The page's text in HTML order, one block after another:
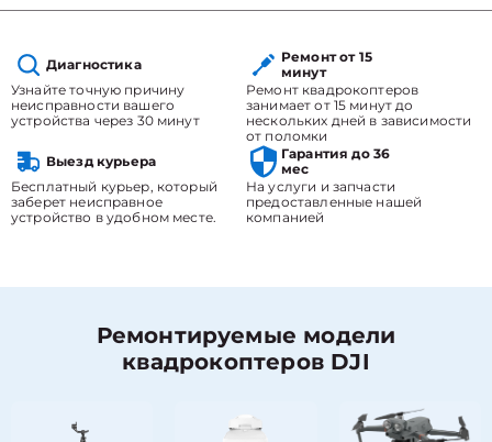
Диагностика
Узнайте точную причину
неисправности вашего
устройства через 30 минут
Ремонт от 15
минут
Ремонт квадрокоптеров
занимает от 15 минут до
нескольких дней в зависимости
от поломки
Выезд курьера
Бесплатный курьер, который
заберет неисправное
устройство в удобном месте.
Гарантия до 36
мес
На услуги и запчасти
предоставленные нашей
компанией
Ремонтируемые модели
квадрокоптеров DJI